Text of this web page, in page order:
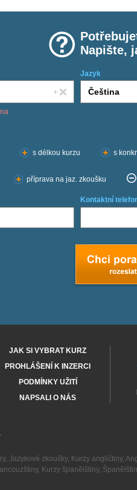
Napište,
Jazyk
s délkou kurzu s
příprava na jaz. zkoušku
Kontaktní
JAK SI VYBRAT KURZ
PROHLÁŠENÍ K INZERCI
PODMÍNKY UŽITÍ
NAPSALI O NÁS
, Jazykové zkoušky, Kurzy angličtiny,
, Kurzy španělštiny,